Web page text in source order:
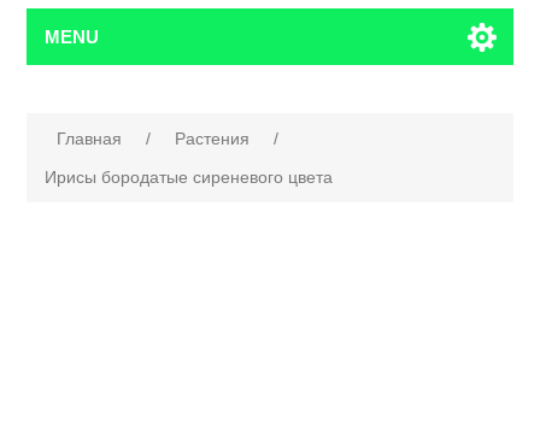
MENU
Главная / Растения
/
Ирисы бородатые сиреневого цвета